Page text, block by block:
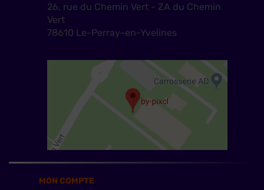
26, rue du Chemin Vert - ZA du Chemin
Vert
78610 Le-Perray-en-Yvelines
MON COMPTE